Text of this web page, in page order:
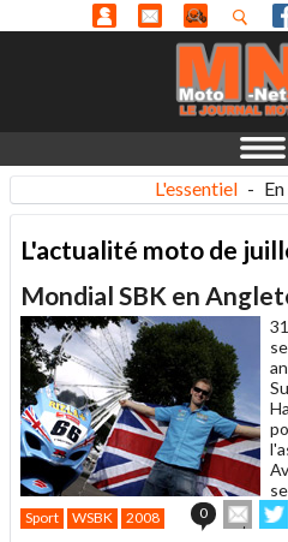
L'essentiel -
L'actualité moto de
Mondial SBK en
Sport WSBK 2008 0
cet sur